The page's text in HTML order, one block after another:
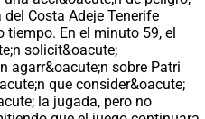
Costa Adeje Tenerife
tiempo. En el minuto 59, el
solicit&oacute;
agarr&oacute;n sobre Patri
que consider&oacute;
la jugada, pero no